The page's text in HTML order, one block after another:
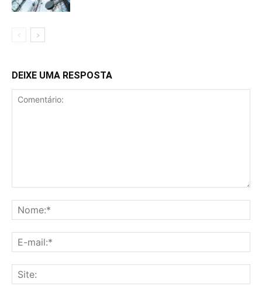
DEIXE UMA RESPOSTA